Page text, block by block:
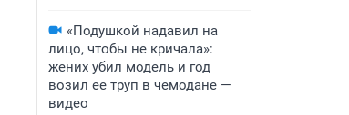
«Подушкой надавил на
лицо, чтобы не кричала»:
жених убил модель и год
возил ее труп в чемодане —
видео